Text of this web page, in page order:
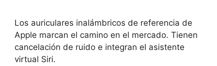
Los auriculares inalámbricos de referencia de
Apple marcan el camino en el mercado. Tienen
cancelación de ruido e integran el asistente
virtual Siri.